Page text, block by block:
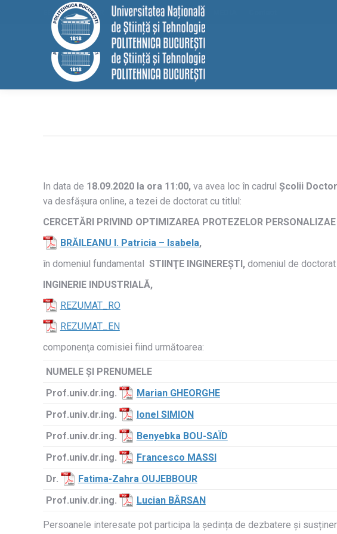
EELISA HRS4R Internațional ALUMNI
In data de 18.09.2020 la ora 11:00, va avea loc în cadrul Școlii
va desfășura online, a tezei de doctorat cu titlul:
CERCETĂRI PRIVIND OPTIMIZAREA PROTEZELOR
BRĂILEANU I. Patricia – Isabela,
în domeniul fundamental STIINŢE INGINEREȘTI, domeniul de doctorat
INGINERIE INDUSTRIALĂ,
REZUMAT_RO
REZUMAT_EN
componenţa comisiei fiind următoarea:
NUMELE ŞI PRENUMELE
Prof.univ.dr.ing.
Marian GHEORGHE
Prof.univ.dr.ing.
Ionel SIMION
Prof.univ.dr.ing.
Benyebka BOU-SAÏD
Prof.univ.dr.ing.
Francesco MASSI
Dr.
Fatima-Zahra OUJEBBOUR
Prof.univ.dr.ing.
Lucian BÂRSAN
Persoanele interesate pot participa la ședința de dezbatere și